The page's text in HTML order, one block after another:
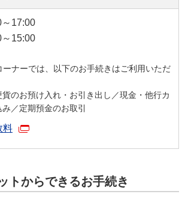
17:00
15:00
ーナーでは、以下のお手続きはご利用いただ
のお預け入れ・お引き出し／現金・他行カ
／定期預金のお取引
料
トからできるお手続き